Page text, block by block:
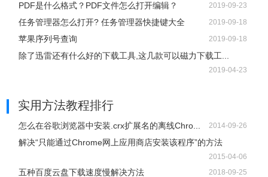
PDF是什么格式？PDF文件怎么打开编辑？ 2019-09-23
任务管理器怎么打开? 任务管理器快捷键大全 2019-09-18
苹果序列号查询 2019-09-18
除了迅雷还有什么好的下载工具,这几款可以磁力下载工...
2019-04-23
实用方法教程排行
怎么在谷歌浏览器中安装.crx扩展名的离线Chro... 2014-09-26
解决“只能通过Chrome网上应用商店安装该程序”的方法
2015-04-06
五种百度云盘下载速度慢解决方法 2018-09-25